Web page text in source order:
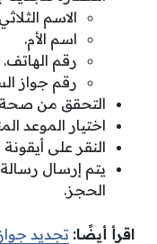
الاسم
اسم الأم.
رقم الهاتف.
رقم جواز
التحقق من صحة
اختيار الموعد
النقر على
يتم إرسال
الحجز.
اقرأ أيضًا: تجديد